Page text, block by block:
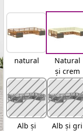
natural
Natural
și crem
Alb și
Alb și gri